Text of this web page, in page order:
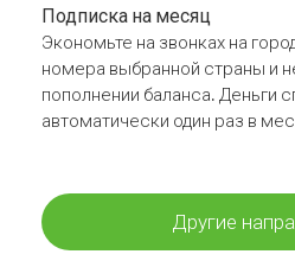
Подписка на месяц
Экономьте на звонках на
номера выбранной страны и
пополнении баланса. Деньги
автоматически один раз в
Другие